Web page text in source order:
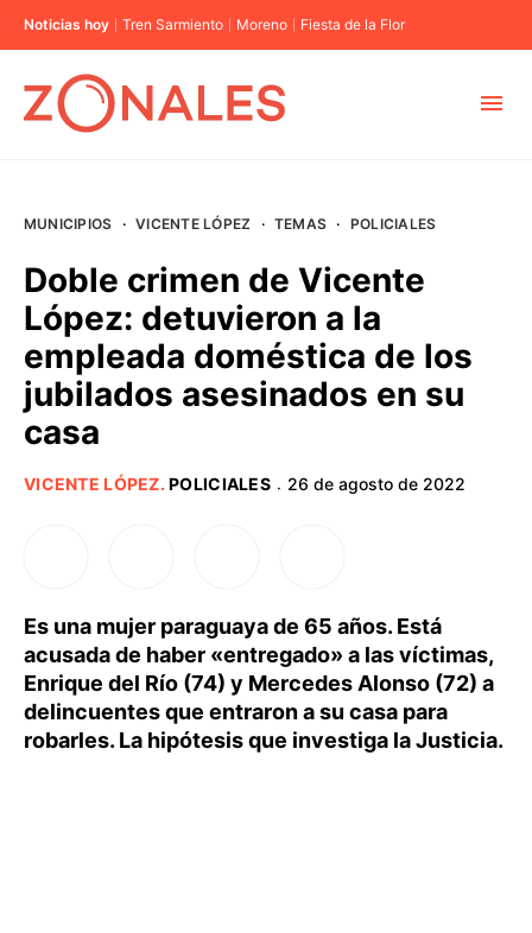
Noticias hoy Tren Sarmiento Moreno Fiesta de la Flor
BUENOS AIRES
PROVINCIAS
MUNICIPIOS · VICENTE LÓPEZ · TEMAS · POLICIALES
Doble crimen de Vicente
López: detuvieron a la
empleada doméstica de los
jubilados asesinados en su
casa
VICENTE LÓPEZ.POLICIALES · 26 de agosto de 2022
Es una mujer paraguaya de 65 años. Está
acusada de haber «entregado» a las víctimas,
Enrique del Río (74) y Mercedes Alonso (72) a
delincuentes que entraron a su casa para
robarles. La hipótesis que investiga la Justicia.